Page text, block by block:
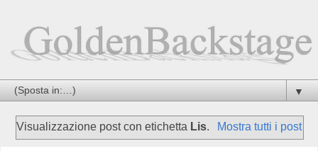
▼
Visualizzazione post con etichetta Lis. Mostra tutti i post